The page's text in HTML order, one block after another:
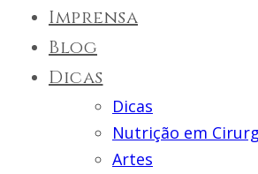
Imprensa
Blog
Dicas
Dicas
Nutrição em
Artes